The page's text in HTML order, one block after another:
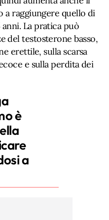
a raggiungere quello di
La pratica può
del testosterone basso,
erettile, sulla scarsa
e sulla perdita dei
è
a